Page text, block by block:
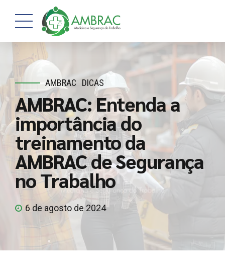
AMBRAC DICAS
AMBRAC: Entenda a
importância do
treinamento da
AMBRAC de Segurança
no Trabalho
6 de agosto de 2024